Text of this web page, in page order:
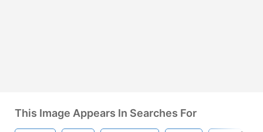
This Image Appears In Searches For